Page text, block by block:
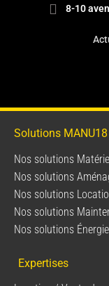
8-10
Solutions MANU18
Nos solutions
Nos solutions
Nos solutions
Nos solutions
Nos solutions Énergie
Expertises